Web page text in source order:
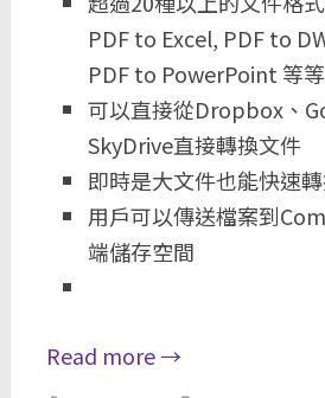
PDF to Excel, PDF to
PDF to PowerPoint 等等
可以直接從Dropbox、
SkyDrive直接轉換文件
即時是大文件也能快速
用戶可以傳送檔案到
端儲存空間
Read more→